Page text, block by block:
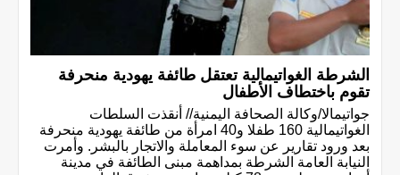
الشرطة الغواتيمالية تعتقل طائفة يهودية منحرفة
تقوم باختطاف الأطفال
جواتيمالا/وكالة الصحافة اليمنية// أنقذت السلطات
الغواتيمالية 160 طفلا و40 امرأة من طائفة يهودية منحرفة
بعد ورود تقارير عن سوء المعاملة والاتجار بالبشر. وأمرت
النيابة العامة الشرطة بمداهمة مبنى الطائفة في مدينة